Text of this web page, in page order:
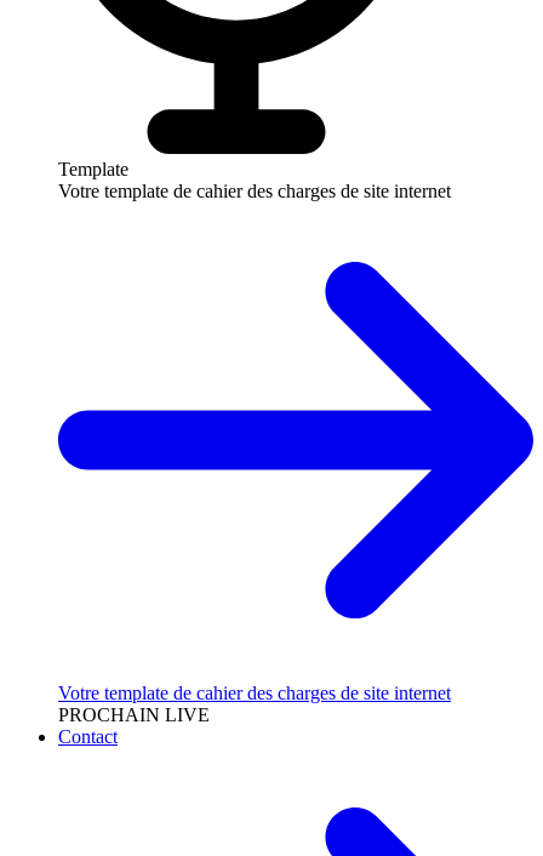
Template
Votre template de cahier des charges de site internet
Votre template de cahier des charges de site internet
PROCHAIN LIVE
Contact